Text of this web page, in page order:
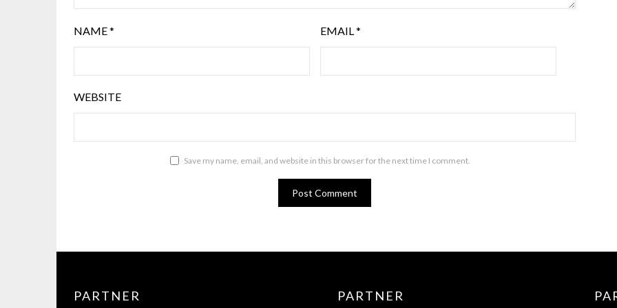
NAME* EMAIL*
WEBSITE
Save my name, email, and website in this browser for the next time I comment.
PARTNER PARTNER